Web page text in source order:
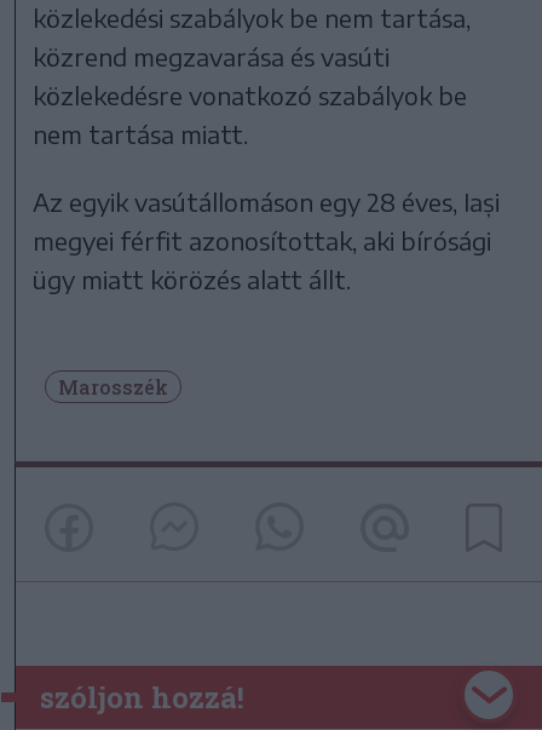
közlekedési szabályok be nem tartása,
közrend megzavarása és vasúti
közlekedésre vonatkozó szabályok be
nem tartása miatt.
Az egyik vasútállomáson egy 28 éves, Iași
megyei férfit azonosítottak, aki bírósági
ügy miatt körözés alatt állt.
Marosszék
szóljon hozzá!